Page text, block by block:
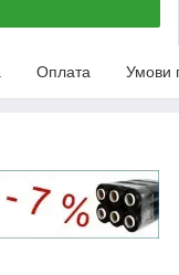
Оплата Умови